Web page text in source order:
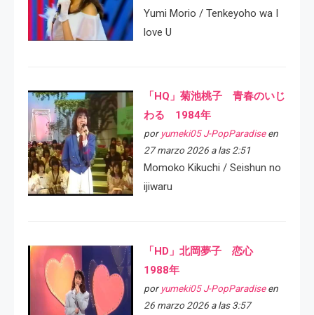
Yumi Morio / Tenkeyoho wa I
love U
「HQ」菊池桃子 青春のいじ
わる 1984年
por yumeki05 J-PopParadiseen
27 marzo 2026 a las 2:51
Momoko Kikuchi / Seishun no
ijiwaru
「HD」北岡夢子 恋心
1988年
por yumeki05 J-PopParadiseen
26 marzo 2026 a las 3:57